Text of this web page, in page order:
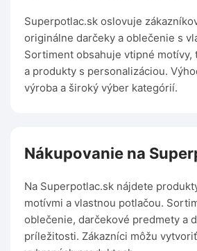
Superpotlac.sk oslovuje
originálne darčeky a oblečenie s
Sortiment obsahuje vtipné motívy,
a produkty s personalizáciou.
výroba a široký výber kategórií.
Nákupovanie na
Na Superpotlac.sk nájdete
motívmi a vlastnou potlačou.
oblečenie, darčekové predmety a
príležitosti. Zákazníci môžu